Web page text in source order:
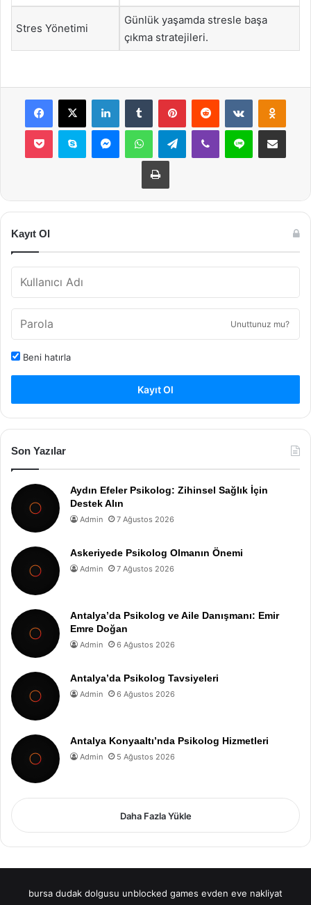
Stres Yönetimi
Günlük yaşamda stresle başa
çıkma stratejileri.
Facebook
X LinkedInTumblr PinterestReddit VKontakte
Pocket Skype MessengerWhatsAppTelegramViber Line E-Posta ile
Yazdır
Kayıt Ol
Unuttunuz mu?
Beni hatırla
Kayıt Ol
Son Yazılar
Aydın Efeler Psikolog: Zihinsel Sağlık İçin
Destek Alın
Admin 7 Ağustos 2026
Askeriyede Psikolog Olmanın Önemi
Admin 7 Ağustos 2026
Antalya’da Psikolog ve Aile Danışmanı: Emir
Emre Doğan
Admin 6 Ağustos 2026
Antalya’da Psikolog Tavsiyeleri
Admin 6 Ağustos 2026
Antalya Konyaaltı’nda Psikolog Hizmetleri
Admin 5 Ağustos 2026
Daha Fazla Yükle
bursa dudak dolgusu unblocked games evden eve nakliyat